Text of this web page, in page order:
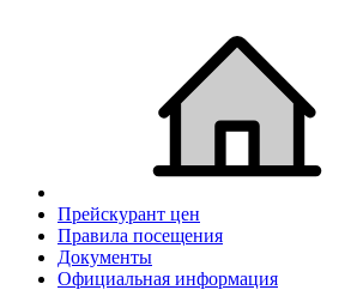
Прейскурант цен
Правила посещения
Документы
Официальная информация